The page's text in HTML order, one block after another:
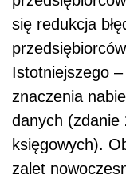
się redukcja
Istotniejszego
znaczenia
danych (zdanie
księgowych).
zalet